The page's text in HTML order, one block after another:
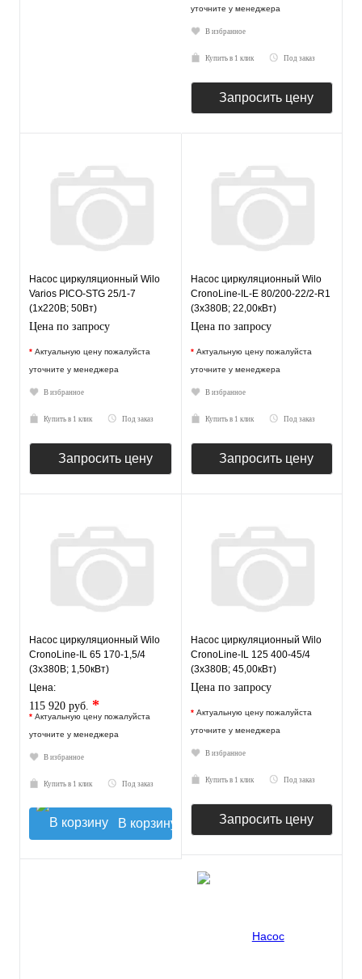
уточните у менеджера
В избранное
Купить в 1 клик Под заказ
Запросить цену
Насос циркуляционный Wilo
Varios PICO-STG 25/1-7
(1х220В; 50Вт)
Цена по запросу
* Актуальную цену пожалуйста
уточните у менеджера
В избранное
Купить в 1 клик Под заказ
Запросить цену
Насос циркуляционный Wilo
CronoLine-IL-E 80/200-22/2-R1
(3х380В; 22,00кВт)
Цена по запросу
* Актуальную цену пожалуйста
уточните у менеджера
В избранное
Купить в 1 клик Под заказ
Запросить цену
Насос циркуляционный Wilo
CronoLine-IL 65 170-1,5/4
(3х380В; 1,50кВт)
Цена:
115 920 руб. *
* Актуальную цену пожалуйста
уточните у менеджера
В избранное
Купить в 1 клик Под заказ
В корзину
Насос циркуляционный Wilo
CronoLine-IL 125 400-45/4
(3х380В; 45,00кВт)
Цена по запросу
* Актуальную цену пожалуйста
уточните у менеджера
В избранное
Купить в 1 клик Под заказ
Запросить цену